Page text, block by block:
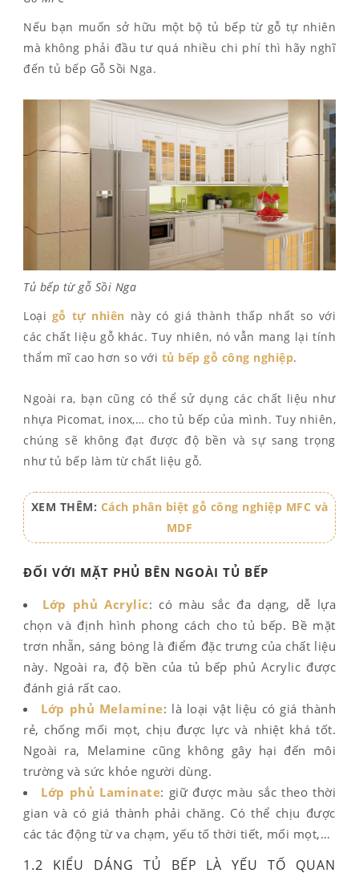
Nếu bạn muốn sở hữu một bộ tủ bếp từ gỗ tự nhiên
mà không phải đầu tư quá nhiều chi phí thì hãy nghĩ
đến tủ bếp Gỗ Sồi Nga.
Tủ bếp từ gỗ Sồi Nga
Loại gỗ tự nhiên này có giá thành thấp nhất so với
các chất liệu gỗ khác. Tuy nhiên, nó vẫn mang lại tính
thẩm mĩ cao hơn so với tủ bếp gỗ công nghiệp.
Ngoài ra, bạn cũng có thể sử dụng các chất liệu như
nhựa Picomat, inox,… cho tủ bếp của mình. Tuy nhiên,
chúng sẽ không đạt được độ bền và sự sang trọng
như tủ bếp làm từ chất liệu gỗ.
XEM THÊM: Cách phân biệt gỗ công nghiệp MFC và
MDF
ĐỐI VỚI MẶT PHỦ BÊN NGOÀI TỦ BẾP
Lớp phủ Acrylic: có màu sắc đa dạng, dễ lựa
chọn và định hình phong cách cho tủ bếp. Bề mặt
trơn nhẵn, sáng bóng là điểm đặc trưng của chất liệu
này. Ngoài ra, độ bền của tủ bếp phủ Acrylic được
đánh giá rất cao.
Lớp phủ Melamine: là loại vật liệu có giá thành
rẻ, chống mối mọt, chịu được lực và nhiệt khá tốt.
Ngoài ra, Melamine cũng không gây hại đến môi
trường và sức khỏe người dùng.
Lớp phủ Laminate: giữ được màu sắc theo thời
gian và có giá thành phải chăng. Có thể chịu được
các tác động từ va chạm, yếu tố thời tiết, mối mọt,…
1.2 KIỂU DÁNG TỦ BẾP LÀ YẾU TỐ QUAN